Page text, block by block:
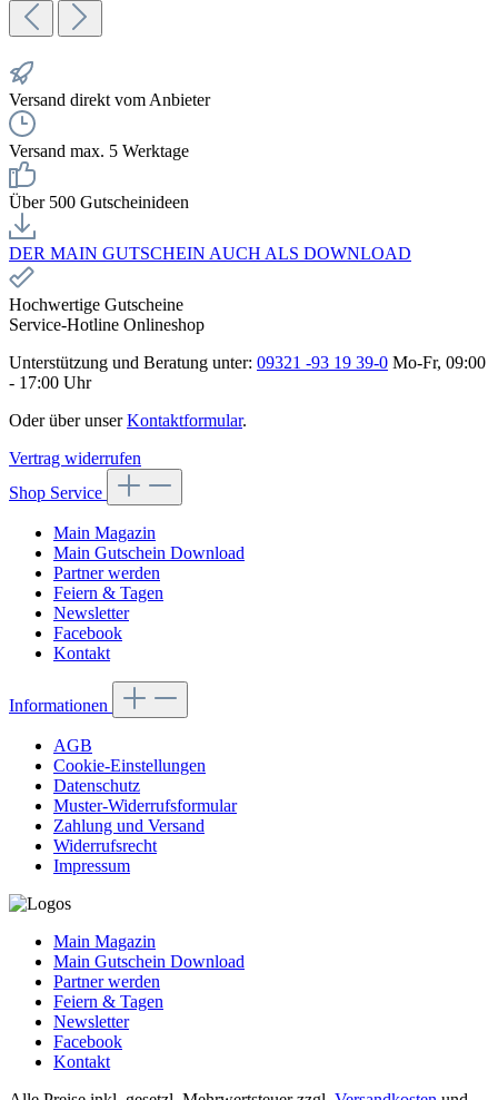
Versand direkt vom Anbieter
Versand max. 5 Werktage
Über 500 Gutscheinideen
DER MAIN GUTSCHEIN AUCH ALS DOWNLOAD
Hochwertige Gutscheine
Service-Hotline Onlineshop
Unterstützung und Beratung unter: 09321 -93 19 39-0 Mo-Fr, 09:00
- 17:00 Uhr
Oder über unserKontaktformular.
Vertrag widerrufen
Shop Service
Main Magazin
Main Gutschein Download
Partner werden
Feiern & Tagen
Newsletter
Facebook
Kontakt
Informationen
AGB
Cookie-Einstellungen
Datenschutz
Muster-Widerrufsformular
Zahlung und Versand
Widerrufsrecht
Impressum
Main Magazin
Main Gutschein Download
Partner werden
Feiern & Tagen
Newsletter
Facebook
Kontakt